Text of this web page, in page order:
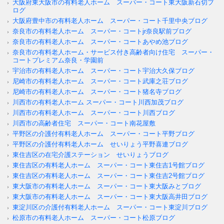
大阪府東大阪市の有料老人ホーム スーパー・コート東大阪新石切ブ
ログ
大阪府豊中市の有料老人ホーム スーパー・コート千里中央ブログ
奈良市の有料老人ホーム スーパー・コートjr奈良駅前ブログ
奈良市の有料老人ホーム スーパー・コートあやめ池ブログ
奈良市の有料老人ホーム・サービス付き高齢者向け住宅 スーパー・
コートプレミアム奈良・学園前
宇治市の有料老人ホーム スーパー・コート宇治大久保ブログ
尼崎市の有料老人ホーム スーパー・コート武庫之荘ブログ
尼崎市の有料老人ホーム スーパー・コート猪名寺ブログ
川西市の有料老人ホーム スーパー・コート川西加茂ブログ
川西市の有料老人ホーム スーパー・コート川西ブログ
川西市の高齢者住宅 スーパー・コート南花屋敷
平野区の介護付有料老人ホーム スーパー・コート平野ブログ
平野区の介護付有料老人ホーム せいりょう平野喜連ブログ
東住吉区の在宅介護ステーション せいりょうブログ
東住吉区の有料老人ホーム スーパー・コート東住吉1号館ブログ
東住吉区の有料老人ホーム スーパー・コート東住吉2号館ブログ
東大阪市の有料老人ホーム スーパー・コート東大阪みとブログ
東大阪市の有料老人ホーム スーパー・コート東大阪高井田ブログ
東淀川区の介護付有料老人ホーム スーパー・コート東淀川ブログ
松原市の有料老人ホーム スーパー・コート松原ブログ